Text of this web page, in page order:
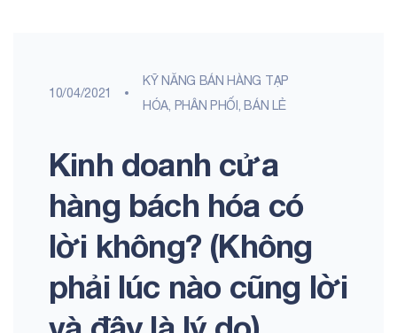
10/04/2021
KỸ NĂNG BÁN HÀNG TẠP
HÓA PHÂN PHỐI, BÁN LẺ
Kinh doanh cửa
hàng bách hóa có
lời không? (Không
phải lúc nào cũng lời